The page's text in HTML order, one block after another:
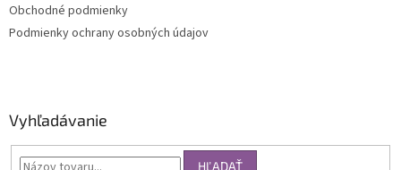
Obchodné podmienky
Podmienky ochrany osobných údajov
Vyhľadávanie
HĽADAŤ